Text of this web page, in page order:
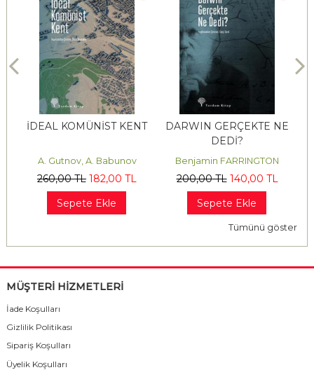
İDEAL KOMÜNİST KENT
A. Gutnov, A. Babunov
260,00TL 182,00 TL
Sepete Ekle
DARWIN GERÇEKTE NE
DEDİ?
Benjamin FARRINGTON
200,00TL 140,00 TL
Sepete Ekle
Tümünü göster
MÜŞTERİ HİZMETLERİ
İade Koşulları
Gizlilik Politikası
Sipariş Koşulları
Üyelik Koşulları